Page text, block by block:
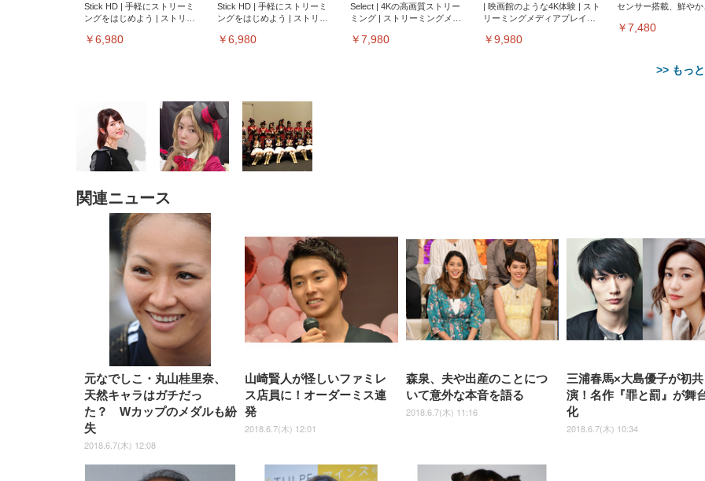
Stick HD | 手軽にストリーミ
ングをはじめよう | ストリー
￥6,980
Stick HD | 手軽にストリーミ
ングをはじめよう | ストリー
￥6,980
Select | 4Kの高画質ストリー
ミング | ストリーミングメデ
￥7,980
| 映画館のような4K体験 | スト
リーミングメディアプレイヤ
￥9,980
センサー搭載、鮮やか
￥7,480
>> もっ
[EdoErgo] オフィスチェア 椅
子 テレワーク 疲れない 跳ね
上げ式アームレスト コンパク
ト 約105度ロッキング pc 事務
椅子 360度回転 座面昇降 強化
ナイロン樹脂ベース 通気性メ
ッシュ 在宅ワーク H-
WY01(黒網+黒枠+黒足)
￥5,699
／デスクチェア メッシュチェ
ア 人間工学 疲れない ブラッ
￥27,999
チェア 疲れない テレワーク
チェア 強化バックレスト 30
度ロッキング機能 人間工学 椅
子 腰サポート 90度跳ね上げ
式アームレスト 3Dヘッドレス
ト ハンガー付き 高反発クッシ
ョン PCチェア 通気性メッシ
ュ ゲーミング/勉強/事務用 お
しゃれ パソコンチェア (ブラ
ック)
チェア 疲れない テレワーク
チェア 強化バックレスト 30度
ロッキング機能 人間工学 椅子
腰サポート 90度跳ね上げ式ア
ームレスト 3Dヘッドレスト
ハンガー付き 高反発クッショ
ン PCチェア 通気性メッシュ
ゲーミング/勉強/事務用 おし
ゃれ パソコンチェア (ホワイ
ト)
￥7,680
ッシュ 通気性 ランバ
ポート付き 腰サポー
ス圧無段階昇降 360度
転 キャスター付き コ
クト 幅52×奥行58.5×
84～96cm テレワーク
宅勤務 ブラック
￥4,139
EIZO ビジネス向けプレミア
ムモニター | FlexScan
EV3240X-WT | 31.5型4K
UHD・USB Type-C・ホワイ
￥105,595
EIZO ビジネス向けプレミア
ムモニター | FlexScan
EV2740X-WT | 27.0型4K
UHD・USB Type-C・ホワイ
ト
￥109,572
ク付き（CFI-ZDM1J）
￥49,979
HD（1920×1080）VA 非光
沢 HDMI/DisplayPort/VGA
スピーカー内蔵 高さ調整 ス
イベル VESA対応
ComfortView ビジネス向け
￥15,800
Gaming Monitor 24” Essential
ーミングモニター QD 24.5イ
1ms FHD 量子ドット 残像低
年保証 | 輝点保証 | 日本メー
￥34,980
Amazonベーシック ペットシ
ーツ 薄型 レギュラー 1回使い
捨て 無香料 ホワイト 300枚
￥3,373
ーツ 厚型 ワイド 42枚x2袋(84
枚) ホワイト(吸収面:ライトブ
￥3,234
ツ L 中型犬用 26枚入り 単品
ック) 【Amazon.co.jp限定】
Smart Basic アイリスオーヤマ
ペットシーツ 超厚型 お徳用
ワイド 100枚入 (x 1) (ケース
販売)
￥3,670
ュラー 200枚入
【Amazon.co.jp限定】
￥3,731
関連ニュース
元なでしこ・丸山桂里奈、
天然キャラはガチだっ
た？ Wカップのメダルも紛
失
2018.6.7(木) 12:08
山崎賢人が怪しいファミレ
ス店員に！オーダーミス連
発
2018.6.7(木) 12:01
森泉、夫や出産のことにつ
いて意外な本音を語る
2018.6.7(木) 11:16
三浦春馬×大島優子が初共
演！名作『罪と罰』が舞
化
2018.6.7(木) 10:34